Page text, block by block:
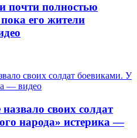
почти полностью
его жители
назвало своих солдат
народа» истерика —